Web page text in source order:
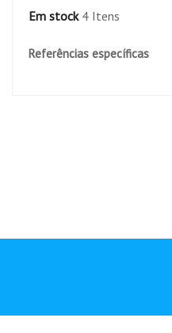
Em stock 4 Itens
Referências específicas